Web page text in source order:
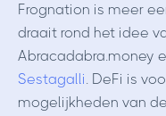
Frognation is meer
draait rond het idee
Abracadabra.money
Sestagalli. DeFi is
mogelijkheden van